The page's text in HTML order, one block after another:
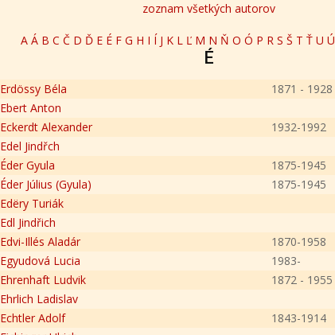
zoznam všetkých autorov
A Á B C Č D Ď E É F G H I Í J K L Ľ M N Ň O Ó P R S Š T Ť U Ú
É
Erdössy Béla
1871 - 1928
Ebert Anton
Eckerdt Alexander
1932-1992
Edel Jindřch
Éder Gyula
1875-1945
Éder Július (Gyula)
1875-1945
Edëry Turiák
Edl Jindřich
Edvi-Illés Aladár
1870-1958
Egyudová Lucia
1983-
Ehrenhaft Ludvik
1872 - 1955
Ehrlich Ladislav
Echtler Adolf
1843-1914